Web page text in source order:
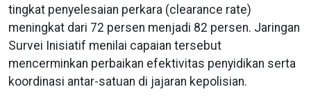
tingkat penyelesaian perkara (clearance rate)
meningkat dari 72 persen menjadi 82 persen. Jaringan
Survei Inisiatif menilai capaian tersebut
mencerminkan perbaikan efektivitas penyidikan serta
koordinasi antar-satuan di jajaran kepolisian.